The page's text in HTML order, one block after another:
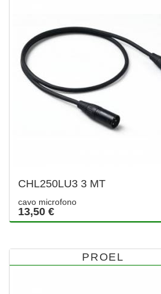
CHL250LU3 3 MT
cavo microfono
13,50 €
PROEL